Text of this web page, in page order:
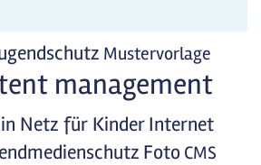
Mustervorlage
management
Netz für KinderInternet
Foto CMS